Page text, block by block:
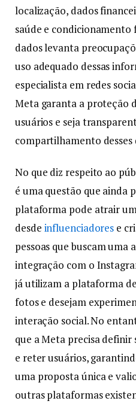
localização, dados
saúde e condicionamento
dados levanta
uso adequado dessas
especialista em redes
Meta garanta a proteção
usuários e seja
compartilhamento desses
No que diz respeito ao
é uma questão que ainda
plataforma pode atrair
desde influenciadores e
pessoas que buscam
integração com o
já utilizam a plataforma
fotos e desejam
interação social. No
que a Meta precisa
e reter usuários,
uma proposta única e
outras plataformas